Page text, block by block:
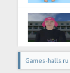
Games-halls.ru